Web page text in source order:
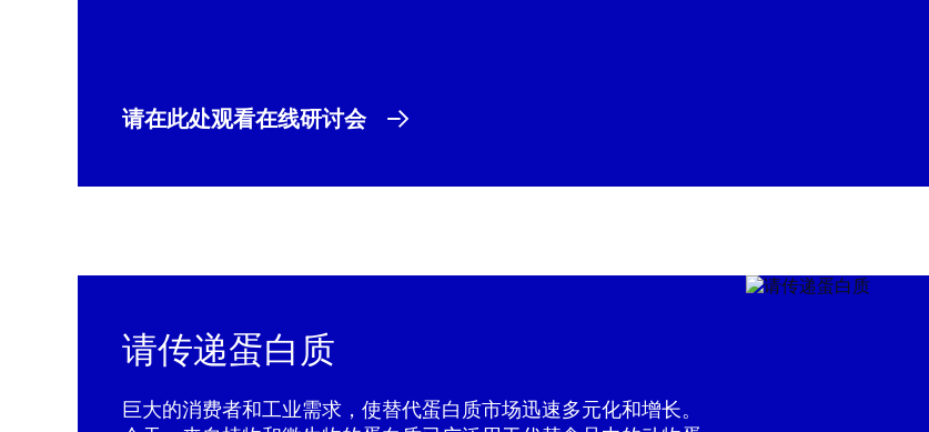
请在此处观看在线研讨会
请传递蛋白质
巨大的消费者和工业需求，使替代蛋白质市场迅速多元化和增长。